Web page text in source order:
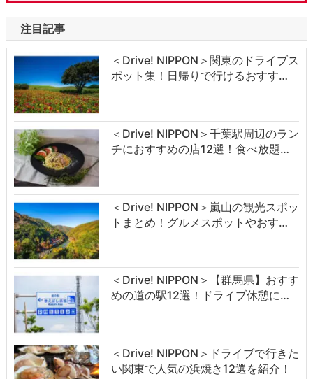
注目記事
＜Drive! NIPPON＞関東のドライブス
ポット集！日帰りで行けるおすす…
＜Drive! NIPPON＞千葉駅周辺のラン
チにおすすめの店12選！食べ放題…
＜Drive! NIPPON＞嵐山の観光スポッ
トまとめ！グルメスポットやおす…
＜Drive! NIPPON＞【群馬県】おすす
めの道の駅12選！ドライブ休憩に…
＜Drive! NIPPON＞ドライブで行きた
い関東で人気の浜焼き12選を紹介！